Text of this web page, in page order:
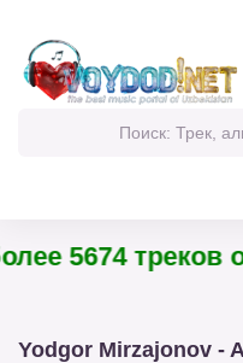
5674 треков от
Yodgor Mirzajonov -